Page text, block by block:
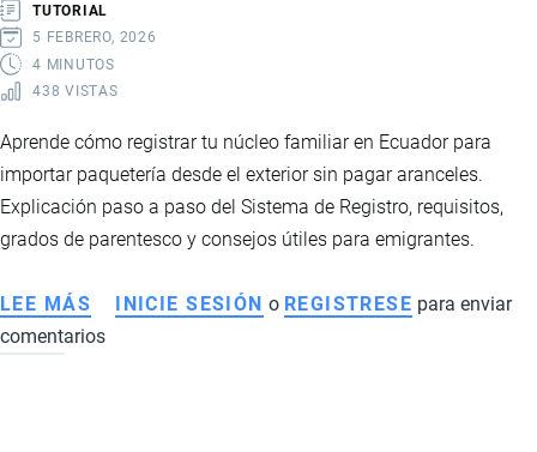
TUTORIAL
5 FEBRERO, 2026
4 MINUTOS
438 VISTAS
Aprende cómo registrar tu núcleo familiar en Ecuador para
importar paquetería desde el exterior sin pagar aranceles.
Explicación paso a paso del Sistema de Registro, requisitos,
grados de parentesco y consejos útiles para emigrantes.
LEE MÁS SOBRE
CÓMO
INICIE SESIÓN o REGISTRESE para enviar
comentarios